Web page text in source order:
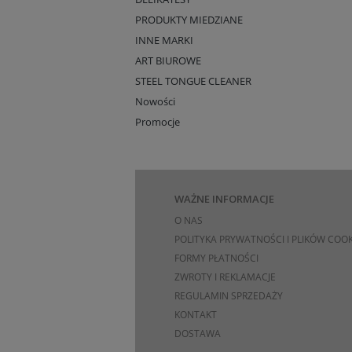
PRODUKTY MIEDZIANE
INNE MARKI
ART BIUROWE
STEEL TONGUE CLEANER
Nowości
Promocje
WAŻNE INFORMACJE
O NAS
POLITYKA PRYWATNOŚCI I PLIKÓW
FORMY PŁATNOŚCI
ZWROTY I REKLAMACJE
REGULAMIN SPRZEDAŻY
KONTAKT
DOSTAWA